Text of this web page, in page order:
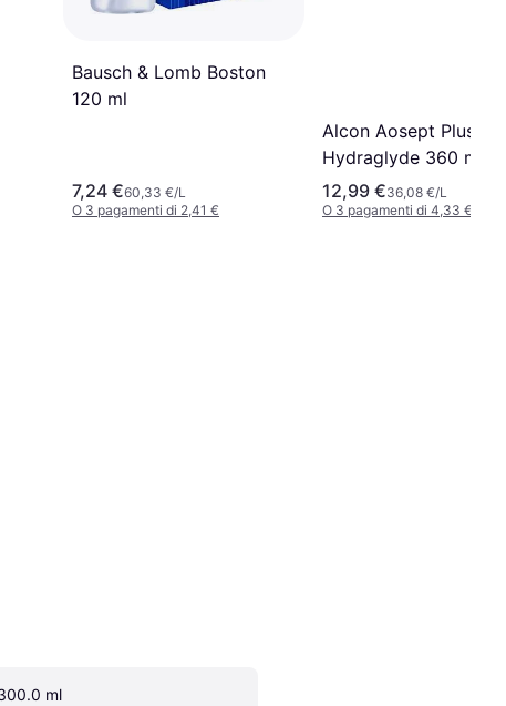
Bausch & Lomb Boston
120 ml
7,24 €60,33 €/L
O 3 pagamenti di 2,41 €
Alcon Aosept Plus
Hydraglyde 360 ml
12,99 €36,08 €/L
O 3 pagamenti di 4,33 €
ml